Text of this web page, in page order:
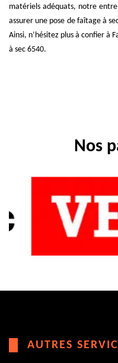
matériels adéquats, notre
assurer une pose de faîtage à
Ainsi, n’hésitez plus à confier à
à sec 6540.
Nos
AUTRES